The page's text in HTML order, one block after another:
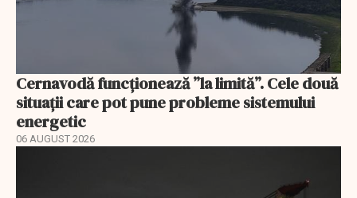
Cernavodă funcționează ”la limită”. Cele două
situații care pot pune probleme sistemului
energetic
06 AUGUST 2026